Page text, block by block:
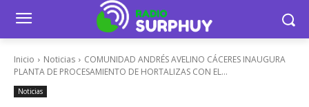
Inicio Noticias
COMUNIDAD ANDRÉS AVELINO CÁCERES INAUGURA
PLANTA DE PROCESAMIENTO DE HORTALIZAS CON EL...
Noticias